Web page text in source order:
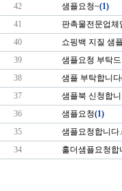
42
샘플요청~(1)
41
판촉물전문업체
40
쇼핑백 지질 샘
39
샘플요청 부탁
38
샘플 부탁합니다
37
샘플북 신청합
36
샘플요청(1)
35
샘플요청합니다.
34
홀더샘플요청합